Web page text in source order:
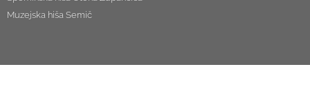
Muzejska hiša Semič